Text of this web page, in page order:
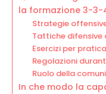
la formazione 3-3-
Strategie
Tattiche difensive
Esercizi per
Regolazioni
Ruolo della
In che modo la